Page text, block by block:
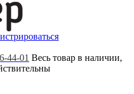
44-01 Весь товар в наличии,